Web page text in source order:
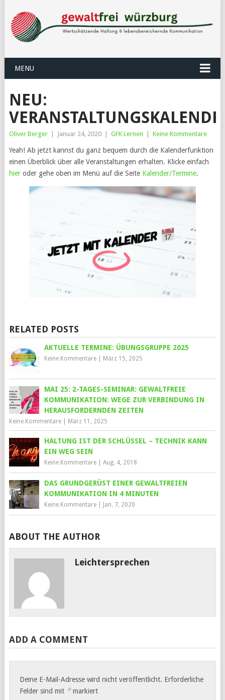
MENU
NEU:
Oliver Berger Januar 24, 2020 GFK Lernen Keine Kommentare
Yeah! Ab jetzt kannst du ganz bequem durch die Kalenderfunktion
einen Überblick über alle Veranstaltungen erhalten. Klicke einfach
hier oder gehe oben im Menü auf die Seite Kalender/Termine.
RELATED POSTS
AKTUELLE TERMINE: ÜBUNGSGRUPPE 2025
Keine Kommentare| März 15, 2025
MAI 25: 2-TAGES-SEMINAR: GEWALTFREIE
KOMMUNIKATION: WEGE ZUR VERBINDUNG IN
HERAUSFORDERNDEN ZEITEN
Keine Kommentare| März 11, 2025
HALTUNG IST DER SCHLÜSSEL – TECHNIK KANN
EIN WEG SEIN
Keine Kommentare| Aug. 4, 2018
DAS GRUNDGERÜST EINER GEWALTFREIEN
KOMMUNIKATION IN 4 MINUTEN
Keine Kommentare| Jan. 7, 2020
ABOUT THE AUTHOR
Leichtersprechen
ADD A COMMENT
Deine E-Mail-Adresse wird nicht veröffentlicht. Erforderliche
Felder sind mit *markiert